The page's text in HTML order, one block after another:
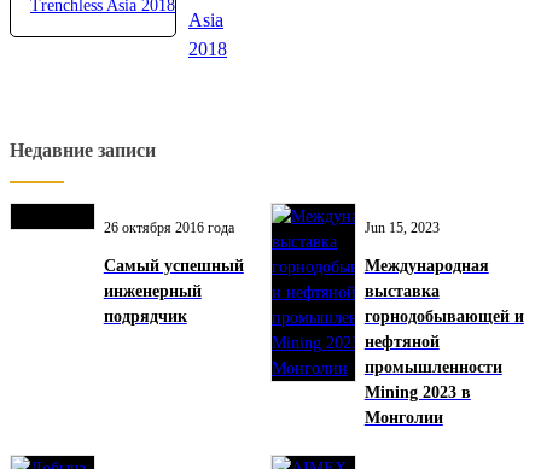
Asia
2018
Недавние записи
26 октября 2016 года
Самый успешный
инженерный
подрядчик
Jun 15, 2023
Международная
выставка
горнодобывающей и
нефтяной
промышленности
Mining 2023 в
Монголии